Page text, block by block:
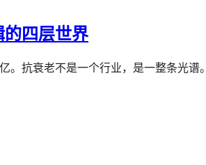
四层世界
。抗衰老不是一个行业，是一整条光谱。